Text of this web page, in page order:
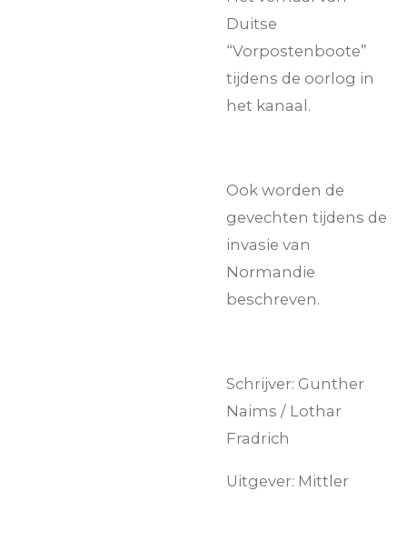
Duitse
“Vorpostenboote”
tijdens de oorlog in
het kanaal.
Ook worden de
gevechten tijdens de
invasie van
Normandie
beschreven.
Schrijver: Gunther
Naims / Lothar
Fradrich
Uitgever: Mittler